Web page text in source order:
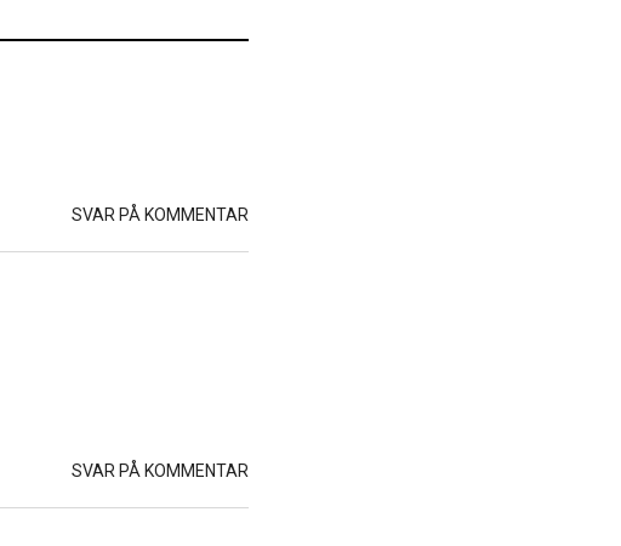
SVAR PÅ KOMMENTAR
SVAR PÅ KOMMENTAR